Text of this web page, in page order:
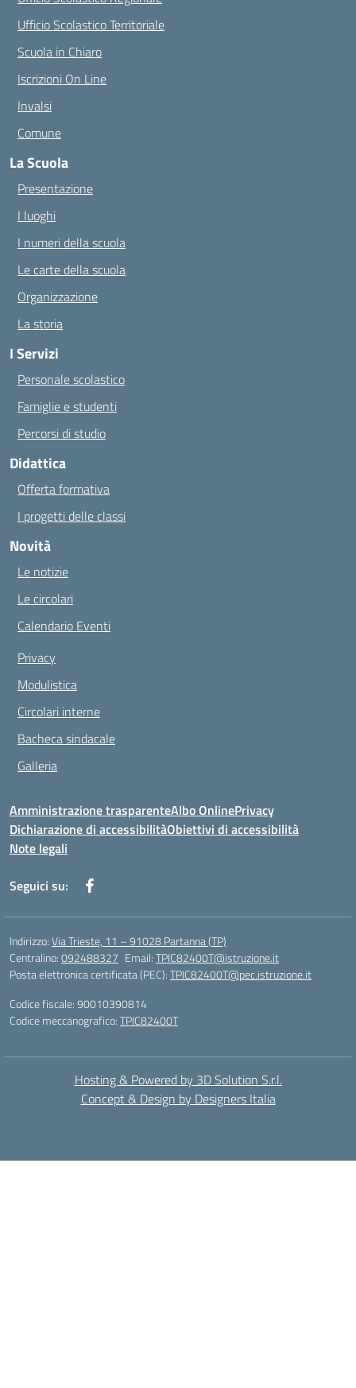
Ufficio Scolastico Territoriale
Scuola in Chiaro
Iscrizioni On Line
Invalsi
Comune
La Scuola
Presentazione
I luoghi
I numeri della scuola
Le carte della scuola
Organizzazione
La storia
I Servizi
Personale scolastico
Famiglie e studenti
Percorsi di studio
Didattica
Offerta formativa
I progetti delle classi
Novità
Le notizie
Le circolari
Calendario Eventi
Privacy
Modulistica
Circolari interne
Bacheca sindacale
Galleria
Amministrazione trasparenteAlbo OnlinePrivacy
Dichiarazione di accessibilitàObiettivi di accessibilità
Note legali
Seguici su:
Indirizzo:Via Trieste, 11 – 91028 Partanna (TP)
Centralino:092488327 Email:TPIC82400T@istruzione.it
Posta elettronica certificata (PEC):TPIC82400T@pec.istruzione.it
Codice fiscale: 90010390814
Codice meccanografico:TPIC82400T
Hosting & Powered by 3D Solution S.r.l.
Concept & Design by Designers Italia